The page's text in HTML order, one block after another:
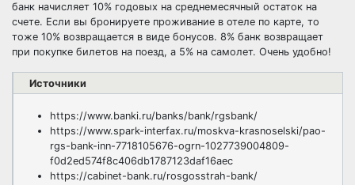
банк начисляет 10% годовых на среднемесячный остаток на
счете. Если вы бронируете проживание в отеле по карте, то
тоже 10% возвращается в виде бонусов. 8% банк возвращает
при покупке билетов на поезд, а 5% на самолет. Очень удобно!
Источники
https://www.banki.ru/banks/bank/rgsbank/
https://www.spark-interfax.ru/moskva-krasnoselski/pao-
rgs-bank-inn-7718105676-ogrn-1027739004809-
f0d2ed574f8c406db1787123daf16aec
https://cabinet-bank.ru/rosgosstrah-bank/